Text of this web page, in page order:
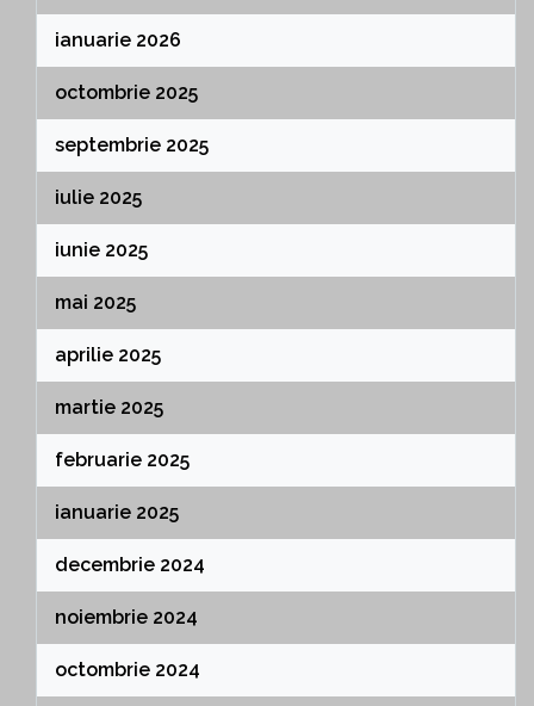
ianuarie 2026
octombrie 2025
septembrie 2025
iulie 2025
iunie 2025
mai 2025
aprilie 2025
martie 2025
februarie 2025
ianuarie 2025
decembrie 2024
noiembrie 2024
octombrie 2024